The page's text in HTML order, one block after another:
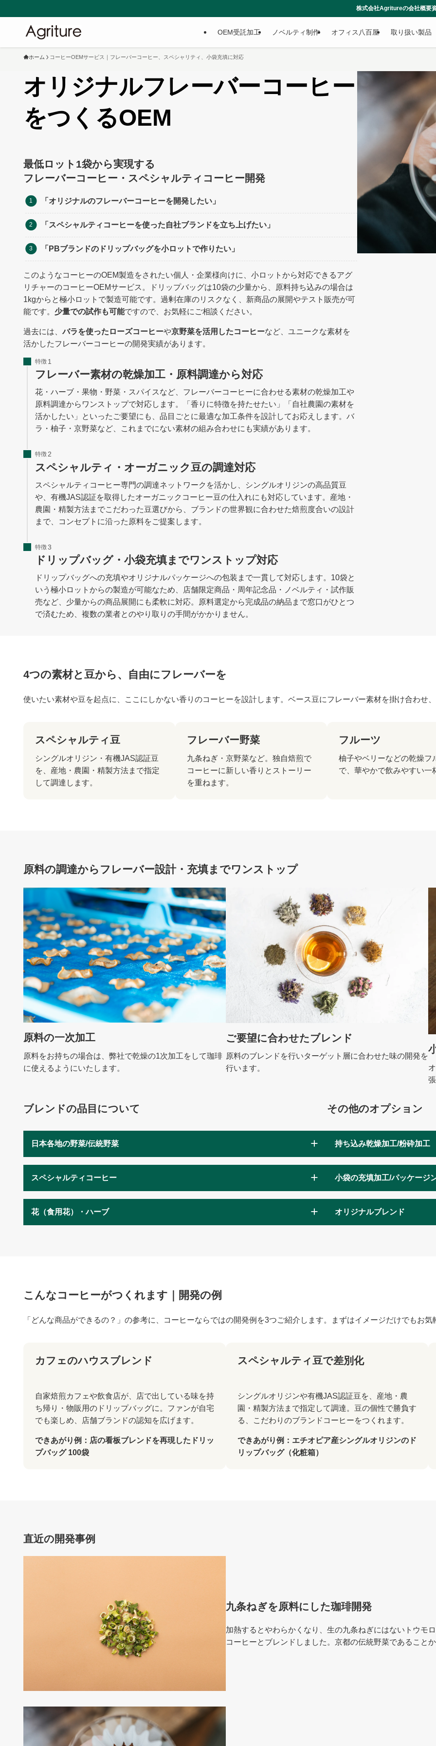
株式会社Agritureの会社概要資料はこちらからダウンロードでき
OEM受託加工 ノベルティ制作 オフィス八百屋 取り扱い製品
ホーム コーヒーOEMサービス｜フレーバーコーヒー、スペシャリティ、小袋充填に対応
オリジナルフレーバーコーヒー
をつくるOEM
最低ロット1袋から実現する
フレーバーコーヒー・スペシャルティコーヒー開発
「オリジナルのフレーバーコーヒーを開発したい」
「スペシャルティコーヒーを使った自社ブランドを立ち上げたい」
「PBブランドのドリップバッグを小ロットで作りたい」
このようなコーヒーのOEM製造をされたい個人・企業様向けに、小ロットから対応できるアグ
リチャーのコーヒーOEMサービス。ドリップバッグは10袋の少量から、原料持ち込みの場合は
1kgからと極小ロットで製造可能です。過剰在庫のリスクなく、新商品の展開やテスト販売が可
能です。 少量での試作も可能ですので、お気軽にご相談ください。
過去には、バラを使ったローズコーヒーや京野菜を活用したコーヒーなど、ユニークな素材を
活かしたフレーバーコーヒーの開発実績があります。
特徴
フレーバー素材の乾燥加工・原料調達から対応
花・ハーブ・果物・野菜・スパイスなど、フレーバーコーヒーに合わせる素材の乾燥加工や
原料調達からワンストップで対応します。「香りに特徴を持たせたい」「自社農園の素材を
活かしたい」といったご要望にも、品目ごとに最適な加工条件を設計してお応えします。バ
ラ・柚子・京野菜など、これまでにない素材の組み合わせにも実績があります。
特徴
スペシャルティ・オーガニック豆の調達対応
スペシャルティコーヒー専門の調達ネットワークを活かし、シングルオリジンの高品質豆
や、有機JAS認証を取得したオーガニックコーヒー豆の仕入れにも対応しています。産地・
農園・精製方法までこだわった豆選びから、ブランドの世界観に合わせた焙煎度合いの設計
まで、コンセプトに沿った原料をご提案します。
特徴
ドリップバッグ・小袋充填までワンストップ対応
ドリップバッグへの充填やオリジナルパッケージへの包装まで一貫して対応します。10袋と
いう極小ロットからの製造が可能なため、店舗限定商品・周年記念品・ノベルティ・試作販
売など、少量からの商品展開にも柔軟に対応。原料選定から完成品の納品まで窓口がひとつ
で済むため、複数の業者とのやり取りの手間がかかりません。
4つの素材と豆から、自由にフレーバーを
使いたい素材や豆を起点に、ここにしかない香りのコーヒーを設計します。ベース豆にフレーバー素材を掛け合わせ
スペシャルティ豆
シングルオリジン・有機JAS認証豆
を、産地・農園・精製方法まで指定
して調達します。
フレーバー野菜
九条ねぎ・京野菜など。独自焙煎で
コーヒーに新しい香りとストーリー
を重ねます。
フルーツ
柚子やベリーなどの乾燥フ
で、華やかで飲みやすい一
原料の調達からフレーバー設計・充填までワンストップ
原料の一次加工
原料をお持ちの場合は、弊社で乾燥の1次加工をして珈琲
に使えるようにいたします。
ご要望に合わせたブレンド
原料のブレンドを行いターゲット層に合わせた味の開発を
行います。
ブレンドの品目について
日本各地の野菜/伝統野菜
スペシャルティコーヒー
花（食用花）・ハーブ
その他のオプション
持ち込み乾燥加工/粉砕加工
小袋の充填加工/パッケージ
オリジナルブレンド
こんなコーヒーがつくれます｜開発の例
「どんな商品ができるの？」の参考に、コーヒーならではの開発例を3つご紹介します。まずはイメージだけでもお
カフェのハウスブレンド
自家焙煎カフェや飲食店が、店で出している味を持
ち帰り・物販用のドリップバッグに。ファンが自宅
でも楽しめ、店舗ブランドの認知を広げます。
できあがり例：店の看板ブレンドを再現したドリッ
プバッグ 100袋
スペシャルティ豆で差別化
シングルオリジンや有機JAS認証豆を、産地・農
園・精製方法まで指定して調達。豆の個性で勝負す
る、こだわりのブランドコーヒーをつくれます。
できあがり例：エチオピア産シングルオリジンのド
リップバッグ（化粧箱）
直近の開発事例
九条ねぎを原料にした珈琲開発
加熱するとやわらかくなり、生の九条ねぎにはないトウモ
コーヒーとブレンドしました。京都の伝統野菜であること